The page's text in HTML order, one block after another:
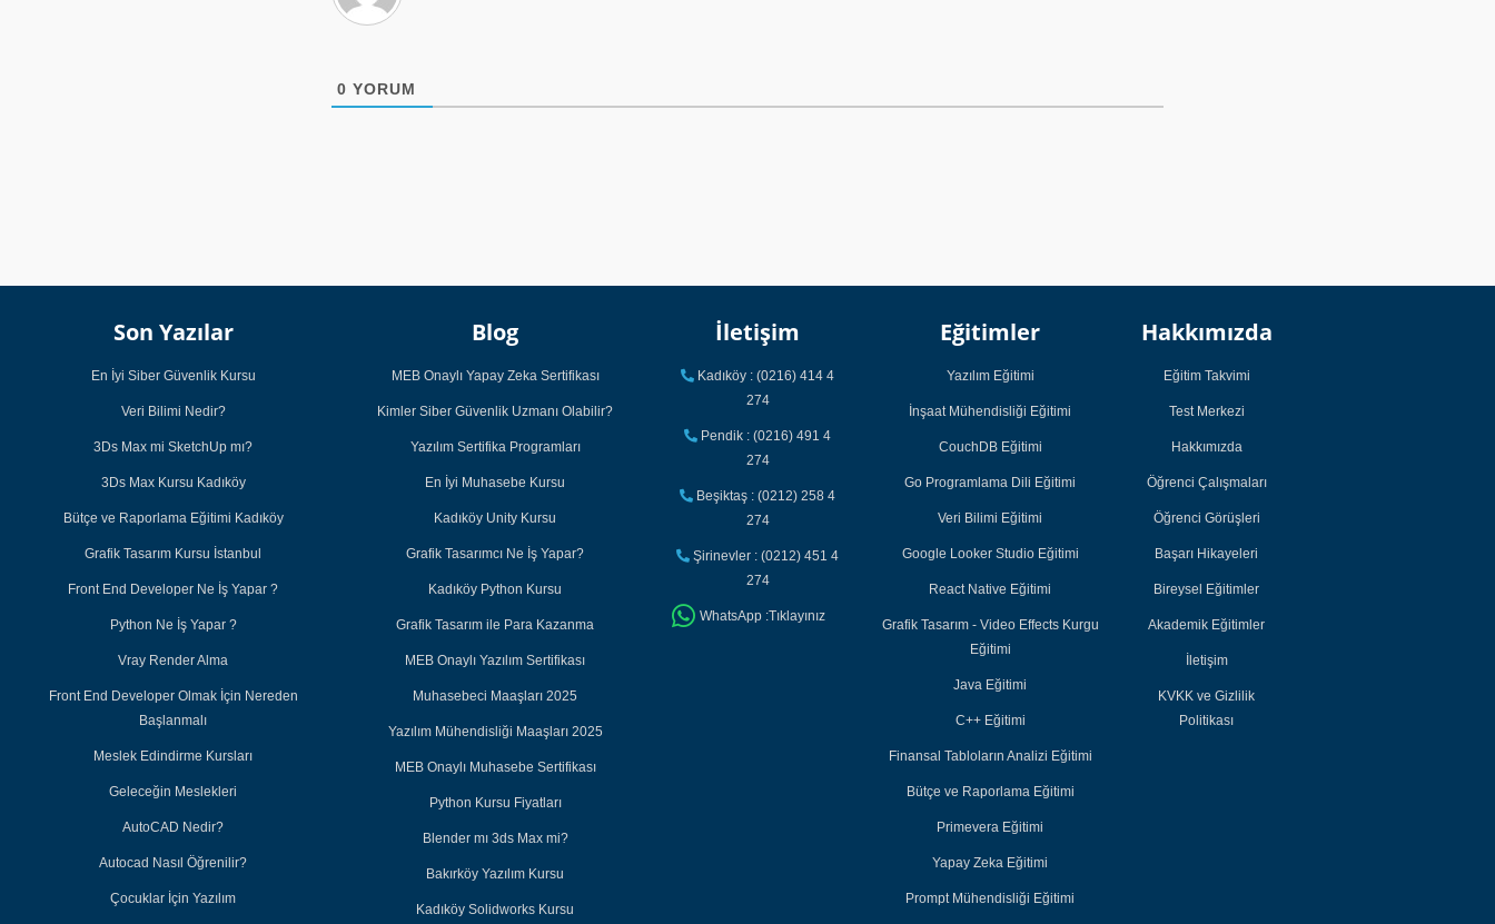
0 YORUM
Son Yazılar
En İyi Siber Güvenlik Kursu
Veri Bilimi Nedir?
3Ds Max mi SketchUp mı?
3Ds Max Kursu Kadıköy
Bütçe ve Raporlama Eğitimi Kadıköy
Grafik Tasarım Kursu İstanbul
Front End Developer Ne İş Yapar ?
Python Ne İş Yapar ?
Vray Render Alma
Front End Developer Olmak İçin Nereden
Başlanmalı
Meslek Edindirme Kursları
Geleceğin Meslekleri
AutoCAD Nedir?
Autocad Nasıl Öğrenilir?
Çocuklar İçin Yazılım
Blog
MEB Onaylı Yapay Zeka Sertifikası
Kimler Siber Güvenlik Uzmanı Olabilir?
Yazılım Sertifika Programları
En İyi Muhasebe Kursu
Kadıköy Unity Kursu
Grafik Tasarımcı Ne İş Yapar?
Kadıköy Python Kursu
Grafik Tasarım ile Para Kazanma
MEB Onaylı Yazılım Sertifikası
Muhasebeci Maaşları 2025
Yazılım Mühendisliği Maaşları 2025
MEB Onaylı Muhasebe Sertifikası
Python Kursu Fiyatları
Blender mı 3ds Max mi?
Bakırköy Yazılım Kursu
Kadıköy Solidworks Kursu
İletişim
Kadıköy : (0216) 414 4
274
Pendik : (0216) 491 4
274
Beşiktaş : (0212) 258 4
274
Şirinevler : (0212) 451 4
274
WhatsApp :Tıklayınız
Eğitimler
Yazılım Eğitimi
İnşaat Mühendisliği Eğitimi
CouchDB Eğitimi
Go Programlama Dili Eğitimi
Veri Bilimi Eğitimi
Google Looker Studio Eğitimi
React Native Eğitimi
Grafik Tasarım - Video Effects Kurgu
Eğitimi
Java Eğitimi
C++ Eğitimi
Finansal Tabloların Analizi Eğitimi
Bütçe ve Raporlama Eğitimi
Primevera Eğitimi
Yapay Zeka Eğitimi
Prompt Mühendisliği Eğitimi
Hakkımızda
Eğitim Takvimi
Test Merkezi
Hakkımızda
Öğrenci Çalışmaları
Öğrenci Görüşleri
Başarı Hikayeleri
Bireysel Eğitimler
Akademik Eğitimler
İletişim
KVKK ve Gizlilik
Politikası